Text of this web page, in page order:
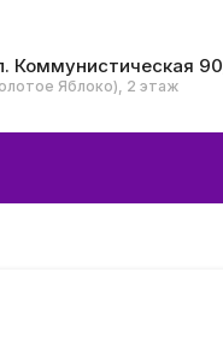
Коммунистическая
Яблоко), 2 этаж